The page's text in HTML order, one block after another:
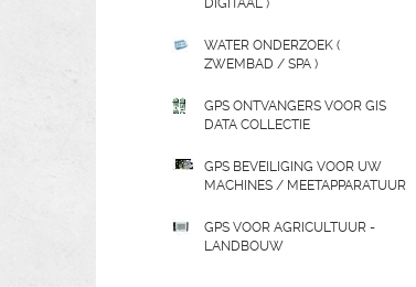
DIGITAAL )
WATER ONDERZOEK (
ZWEMBAD / SPA )
GPS ONTVANGERS VOOR GIS
DATA COLLECTIE
GPS BEVEILIGING VOOR UW
MACHINES / MEETAPPARATUUR
GPS VOOR AGRICULTUUR -
LANDBOUW